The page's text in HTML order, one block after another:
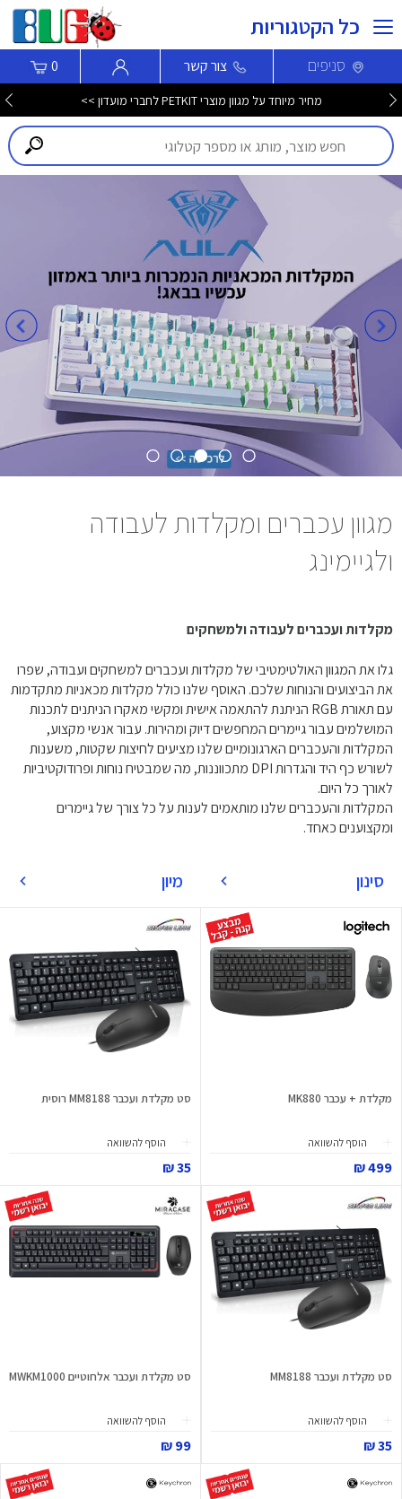
כל הקטגוריות
סניפים צור קשר 0
מחיר מיוחד על מגוון מוצרי PETKIT לחברי מועדון >>
מגוון עכברים ומקלדות לעבודה
ולגיימינג
מקלדות ועכברים לעבודה ולמשחקים
גלו את המגוון האולטימטיבי של מקלדות ועכברים למשחקים ועבודה, שפרו
את הביצועים והנוחות שלכם. האוסף שלנו כולל מקלדות מכאניות מתקדמות
עם תאורת RGB הניתנת להתאמה אישית ומקשי מאקרו הניתנים לתכנות
המושלמים עבור גיימרים המחפשים דיוק ומהירות. עבור אנשי מקצוע,
המקלדות והעכברים הארגונומיים שלנו מציעים לחיצות שקטות, משענות
לשורש כף היד והגדרות DPI מתכווננות, מה שמבטיח נוחות ופרודוקטיביות
לאורך כל היום.
המקלדות והעכברים שלנו מותאמים לענות על כל צורך של גיימרים
ומקצוענים כאחד.
סינון מיון
מקלדת + עכבר MK880
הוסף להשוואה
499 ₪
סט מקלדת ועכבר MM8188 רוסית
הוסף להשוואה
35 ₪
סט מקלדת ועכבר MM8188
הוסף להשוואה
35 ₪
סט מקלדת ועכבר אלחוטיים MWKM1000
הוסף להשוואה
99 ₪